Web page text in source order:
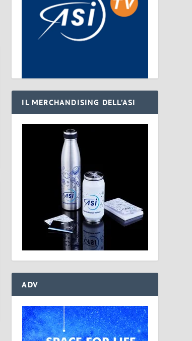
IL MERCHANDISING DELL’ASI
ADV